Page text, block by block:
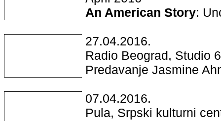
An American Story:
27.04.2016.
Radio Beograd, Studio
Predavanje Jasmine
07.04.2016.
Pula, Srpski kulturni